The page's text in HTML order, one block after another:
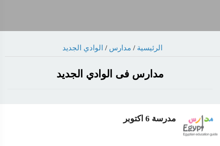
الرئيسية / مدارس / الوادي الجديد
مدارس فى الوادي الجديد
مدرسة 6 اكتوبر